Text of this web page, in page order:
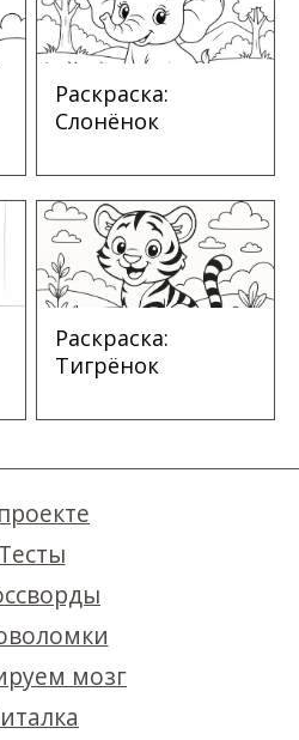
Раскраска:
Слонёнок
Раскраска:
Тигрёнок
Тесты
мозг